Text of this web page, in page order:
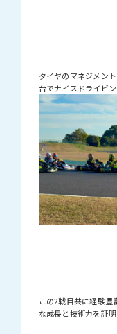
タイヤのマネジメン
台でナイスドライビン
この2戦目共に経験
な成長と技術力を証